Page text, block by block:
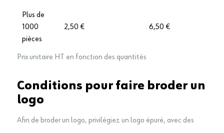
Plus de
1000
pièces
2,50 € 6,50 €
Prix unitaire HT en fonction des quantités
Conditions pour faire broder un
logo
Afin de broder un logo, privilégiez un logo épuré, avec des